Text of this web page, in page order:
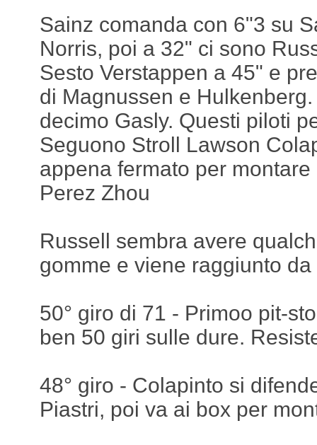
Sainz comanda con 6"3 su
Norris, poi a 32" ci sono
Sesto Verstappen a 45" e
di Magnussen e
decimo Gasly. Questi piloti
Seguono Stroll Lawson
appena fermato per
Perez Zhou
Russell sembra avere
gomme e viene raggiunto
50° giro di 71 - Primoo pit-
ben 50 giri sulle dure.
48° giro - Colapinto si
Piastri, poi va ai box per